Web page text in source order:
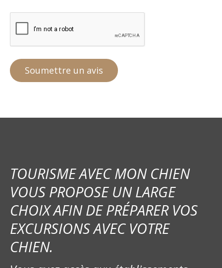
TOURISME AVEC MON CHIEN
VOUS PROPOSE UN LARGE
CHOIX AFIN DE PRÉPARER VOS
EXCURSIONS AVEC VOTRE
CHIEN.